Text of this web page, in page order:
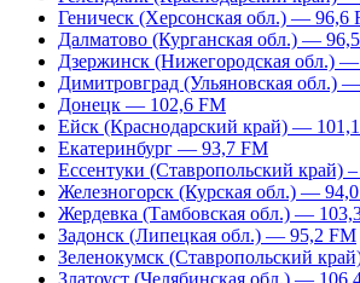
Геническ (Херсонская обл.) — 96,6
Далматово (Курганская обл.) —
Дзержинск (Нижегородская обл.)
Димитровград (Ульяновская обл.)
Донецк — 102,6 FM
Ейск (Краснодарский край) —
Екатеринбург — 93,7 FM
Ессентуки (Ставропольский край)
Железногорск (Курская обл.) —
Жердевка (Тамбовская обл.) —
Задонск (Липецкая обл.) — 95,2 FM
Зеленокумск (Ставропольский
Златоуст (Челябинская обл.) —